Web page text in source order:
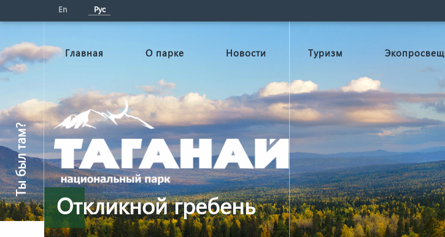
En Рус
Главная О парке Новости Туризм
Откликной гребень
Ты был там?